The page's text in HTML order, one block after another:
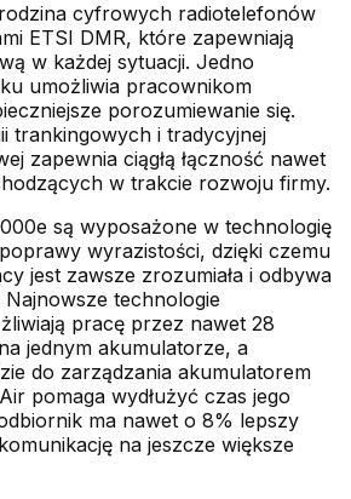
cyfrowych radiotelefonów
ETSI DMR, które zapewniają
w każdej sytuacji. Jedno
umożliwia pracownikom
porozumiewanie się.
trankingowych i tradycyjnej
zapewnia ciągłą łączność nawet
w trakcie rozwoju firmy.
są wyposażone w technologię
wyrazistości, dzięki czemu
jest zawsze zrozumiała i odbywa
technologie
pracę przez nawet 28
jednym akumulatorze, a
do zarządzania akumulatorem
pomaga wydłużyć czas jego
ma nawet o 8% lepszy
na jeszcze większe